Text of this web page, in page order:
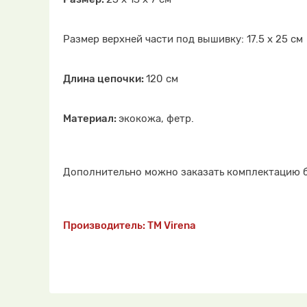
Размер верхней части под вышивку: 17.5 х 25 см
Длина цепочки:120 см
Материал:экокожа, фетр.
Дополнительно можно заказать комплектацию
Производитель: ТМ Virena